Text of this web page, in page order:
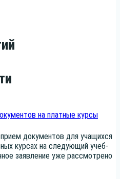
на платные курсы
доку­мен­тов для уча­щих­ся
кур­сах на сле­ду­ю­щий учеб­
заяв­ле­ние уже рас­смот­ре­но